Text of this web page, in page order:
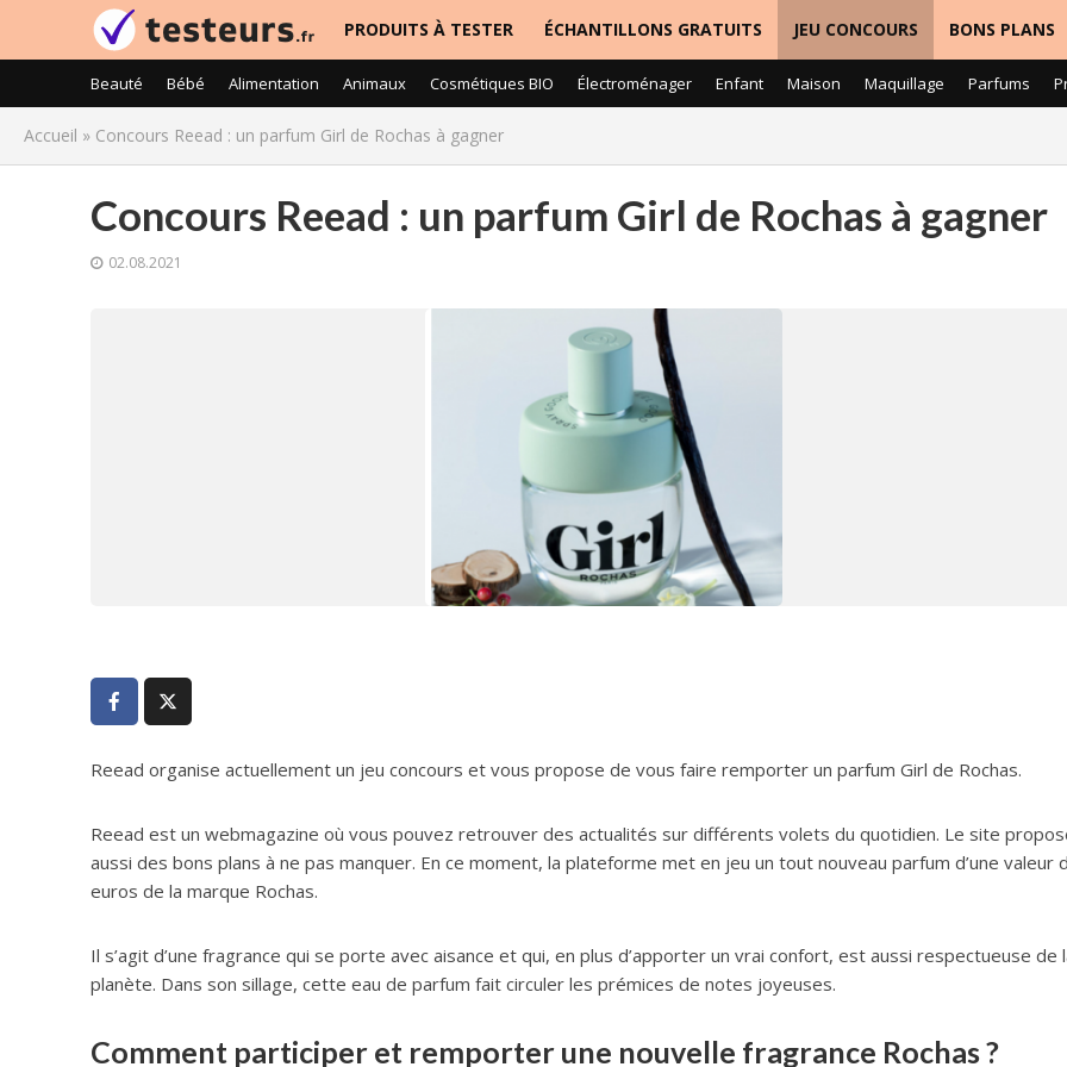
PRODUITS À TESTER ÉCHANTILLONS GRATUITS JEU CONCOURS BONS PLANS
Beauté Bébé Alimentation Animaux Cosmétiques BIO Électroménager Enfant Maison Maquillage Parfums
Accueil » Concours Reead : un parfum Girl de Rochas à gagner
Concours Reead : un parfum Girl de Rochas à gagner
02.08.2021
Reead organise actuellement un jeu concours et vous propose de vous faire remporter un parfum Girl de Rochas.
Reead est un webmagazine où vous pouvez retrouver des actualités sur différents volets du quotidien. Le site
aussi des bons plans à ne pas manquer. En ce moment, la plateforme met en jeu un tout nouveau parfum d’une valeur
euros de la marque Rochas.
Il s’agit d’une fragrance qui se porte avec aisance et qui, en plus d’apporter un vrai confort, est aussi respectueuse de
planète. Dans son sillage, cette eau de parfum fait circuler les prémices de notes joyeuses.
Comment participer et remporter une nouvelle fragrance Rochas ?